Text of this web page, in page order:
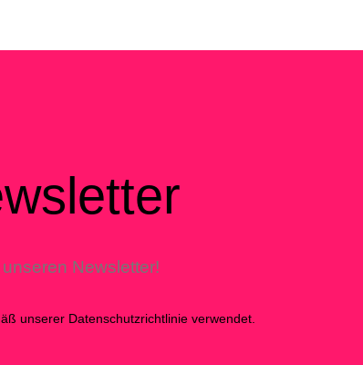
Newsletter!
unserer Datenschutzrichtlinie verwendet.